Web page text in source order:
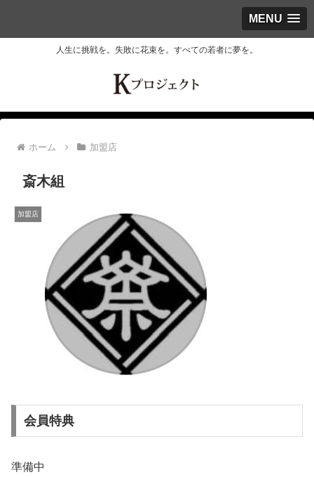
MENU
人生に挑戦を。失敗に花束を。すべての若者に夢を。
ホーム 加盟店
斎木組
加盟店
会員特典
準備中